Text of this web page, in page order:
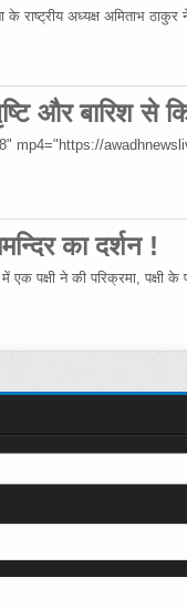
अध्यक्ष अमिताभ ठाकुर
और बारिश से
mp4="https://
का दर्शन !
एक पक्षी ने की परिक्रमा, पक्षी के